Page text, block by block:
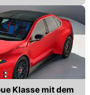
Klasse mit dem